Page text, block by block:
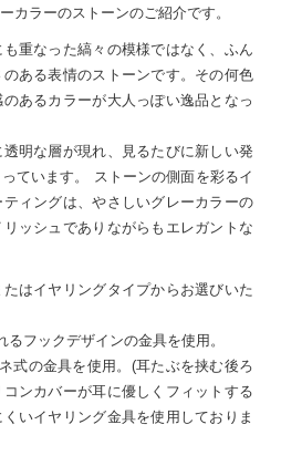
カラーのストーンのご紹介です。
重なった縞々の模様ではなく、ふん
ある表情のストーンです。その何色
あるカラーが大人っぽい逸品となっ
明な層が現れ、見るたびに新しい発
ています。 ストーンの側面を彩るイ
ィングは、やさしいグレーカラーの
ッシュでありながらもエレガントな
はイヤリングタイプからお選びいた
フックデザインの金具を使用。
式の金具を使用。(耳たぶを挟む後ろ
ンカバーが耳に優しくフィットする
いイヤリング金具を使用しておりま